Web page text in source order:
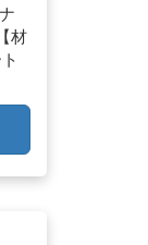
材